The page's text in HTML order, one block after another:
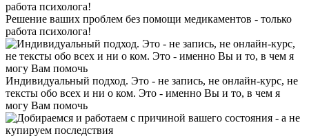
Решение ваших проблем без помощи медикаментов - только
работа психолога!
Индивидуальный подход. Это - не запись, не онлайн-курс, не
тексты обо всех и ни о ком. Это - именно Вы и то, в чем я
могу Вам помочь